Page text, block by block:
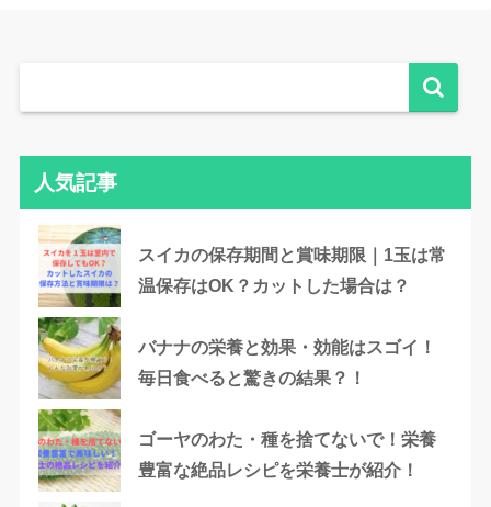
人気記事
スイカの保存期間と賞味期限｜1玉は常
温保存はOK？カットした場合は？
バナナの栄養と効果・効能はスゴイ！
毎日食べると驚きの結果？！
ゴーヤのわた・種を捨てないで！栄養
豊富な絶品レシピを栄養士が紹介！